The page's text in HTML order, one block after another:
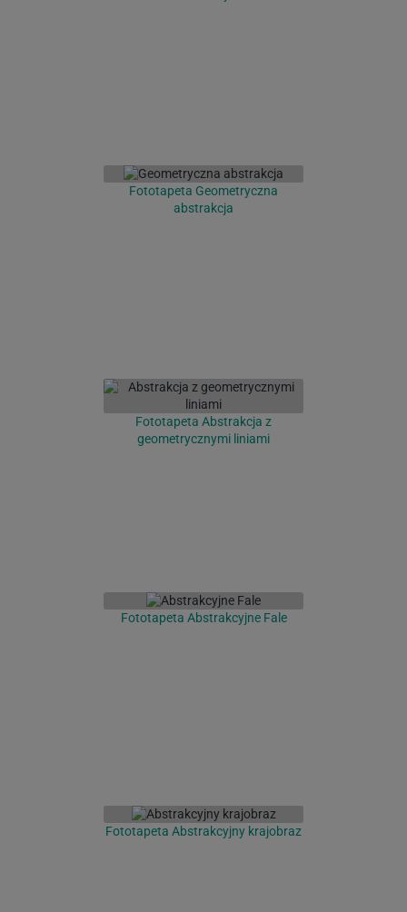
Fototapeta Geometryczna
abstrakcja
Fototapeta Abstrakcja z
geometrycznymi liniami
Fototapeta Abstrakcyjne Fale
Fototapeta Abstrakcyjny krajobraz